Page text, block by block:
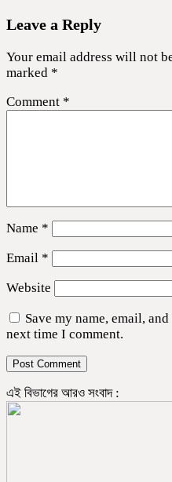
Leave a Reply
Your email address will not
marked *
Comment *
Name *
Email *
Website
Save my name, email,
next time I comment.
এই বিভাগের আরও সংবাদ :